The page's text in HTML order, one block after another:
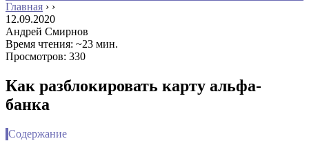
Главная › ›
12.09.2020
Андрей Смирнов
Время чтения: ~23 мин.
Просмотров: 330
Как разблокировать карту альфа-
банка
Содержание